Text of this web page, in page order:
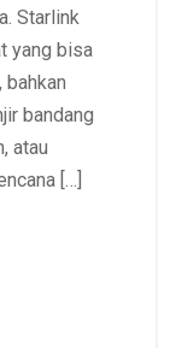
Starlink
yang bisa
bahkan
bandang
atau
[…]